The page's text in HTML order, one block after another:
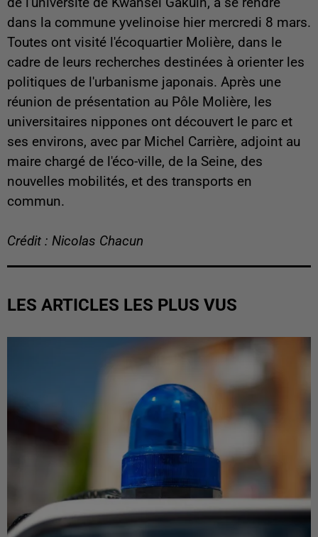
dans la commune yvelinoise hier mercredi 8 mars.
Toutes ont visité l'écoquartier Molière, dans le
cadre de leurs recherches destinées à orienter les
politiques de l'urbanisme japonais. Après une
réunion de présentation au Pôle Molière, les
universitaires nippones ont découvert le parc et
ses environs, avec par Michel Carrière, adjoint au
maire chargé de l'éco-ville, de la Seine, des
nouvelles mobilités, et des transports en
commun.
Crédit : Nicolas Chacun
LES ARTICLES LES PLUS VUS